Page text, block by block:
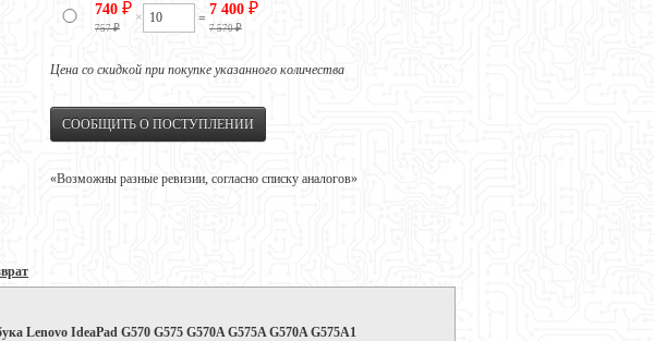
740 ₽
757₽
× =
7 400 ₽
7 570₽
Цена со скидкой при покупке указанного количества
СООБЩИТЬ О ПОСТУПЛЕНИИ
«Возможны разные ревизии, согласно списку аналогов»
Lenovo IdeaPad G570 G575 G570A G575A G570A G575A1